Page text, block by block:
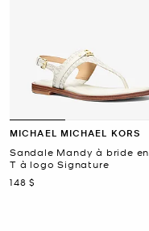
MICHAEL MICHAEL KORS
Sandale Mandy à bride en
T à logo Signature
maintenant
148 $